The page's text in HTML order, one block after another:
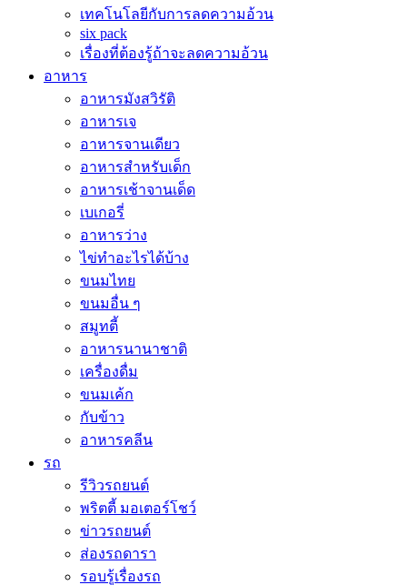
เทคโนโลยีกับการลดความอ้วน
six pack
เรื่องที่ต้องรู้ถ้าจะลดความอ้วน
อาหาร
อาหารมังสวิรัติ
อาหารเจ
อาหารจานเดียว
อาหารสำหรับเด็ก
อาหารเช้าจานเด็ด
เบเกอรี่
อาหารว่าง
ไข่ทำอะไรได้บ้าง
ขนมไทย
ขนมอื่น ๆ
สมูทตี้
อาหารนานาชาติ
เครื่องดื่ม
ขนมเค้ก
กับข้าว
อาหารคลีน
รถ
รีวิวรถยนต์
พริตตี้ มอเตอร์โชว์
ข่าวรถยนต์
ส่องรถดารา
รอบรู้เรื่องรถ